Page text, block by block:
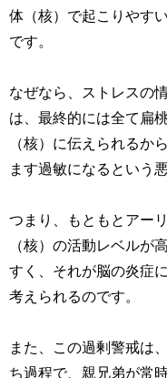
体（核）で起こりやす
です。
なぜなら、ストレスの
は、最終的には全て扁
（核）に伝えられるか
ます過敏になるという
つまり、もともとアー
（核）の活動レベルが
すく、それが脳の炎症
考えられるのです。
また、この過剰警戒は
ち過程で、親兄弟が常時